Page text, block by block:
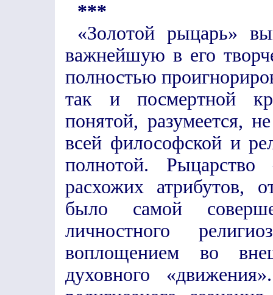
***
«Золотой рыцарь»
важнейшую в его
полностью
так и посмертной
понятой, разумеется,
всей философской и
полнотой.
расхожих атрибутов,
было самой
личностного
воплощением во
духовного